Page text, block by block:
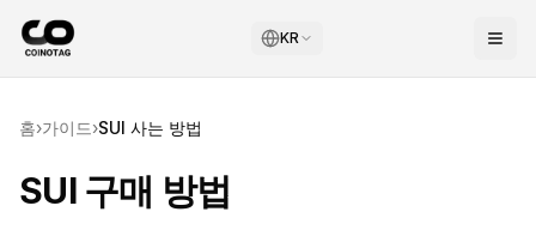
KR
홈›가이드›SUI 사는 방법
SUI 구매 방법